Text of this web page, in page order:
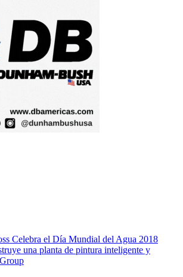
Celebra el Día Mundial del Agua 2018
una planta de pintura inteligente y